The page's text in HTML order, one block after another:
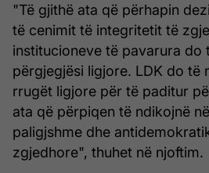
"Të gjithë ata që përhapin
të cenimit të integritetit të
institucioneve të pavarura do
përgjegjësi ligjore. LDK do të
rrugët ligjore për të paditur
ata që përpiqen të ndikojnë
paligjshme dhe
zgjedhore", thuhet në njoftim.